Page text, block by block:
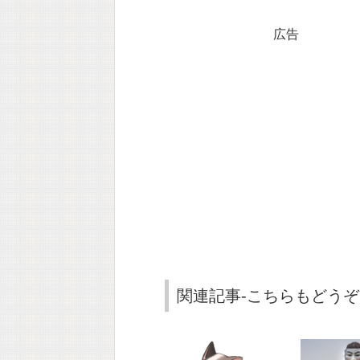
広告
関連記事-こちらもどうぞ